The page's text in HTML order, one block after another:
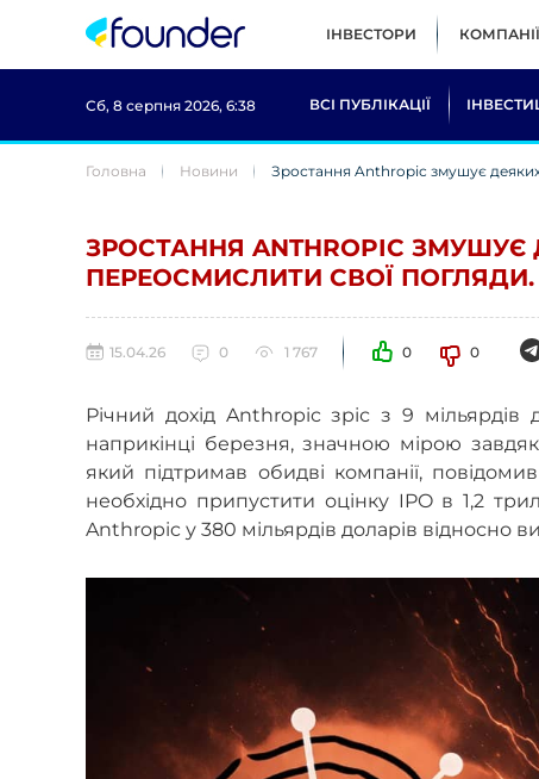
ІНВЕСТОРИ КОМПАНІЇ
Сб, 8 серпня 2026, 6:38 ВСІ ПУБЛІКАЦІЇ
Головна Новини Зростання Anthropic змушує
ЗРОСТАННЯ ANTHROPIC ЗМУШУЄ
ПЕРЕОСМИСЛИТИ СВОЇ ПОГЛЯДИ.
15.04.26 0 1 767 0 0
Річний дохід Anthropic зріс з 9 мільярдів
наприкінці березня, значною мірою
який підтримав обидві компанії,
необхідно припустити оцінку IPO в 1,2
Anthropic у 380 мільярдів доларів відносно